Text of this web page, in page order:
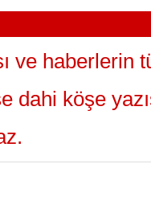
ve haberlerin
dahi köşe